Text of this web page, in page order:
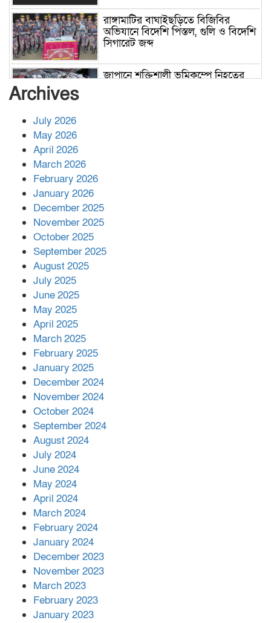
রাঙ্গামাটির বাঘাইছড়িতে বিজিবির
অভিযানে বিদেশি পিস্তল, গুলি ও বিদেশি
সিগারেট জব্দ
জাপানে শক্তিশালী ভূমিকম্পে নিহতের
পর ফোন তারেক রহমানের,গ্যাস সঙ্কট
সহায়তা দিলেন সাচিং প্রু জেরী
Archives
July 2026
May 2026
April 2026
March 2026
February 2026
January 2026
December 2025
November 2025
October 2025
September 2025
August 2025
July 2025
June 2025
May 2025
April 2025
March 2025
February 2025
January 2025
December 2024
November 2024
October 2024
September 2024
August 2024
July 2024
June 2024
May 2024
April 2024
March 2024
February 2024
January 2024
December 2023
November 2023
March 2023
February 2023
January 2023